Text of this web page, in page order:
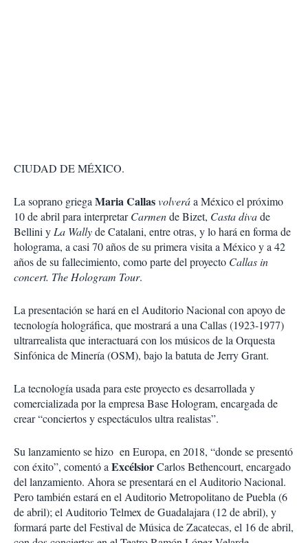
CIUDAD DE MÉXICO.
La soprano griegaMaria Callasvolveráa México el próximo
10 de abril para interpretarCarmende Bizet, Casta divade
Bellini yLa Wallyde Catalani, entre otras, y lo hará en forma de
holograma, a casi 70 años de su primera visita a México y a 42
años de su fallecimiento, como parte del proyecto Callas in
concert. The Hologram Tour.
La presentación se hará en el Auditorio Nacional con apoyo de
tecnología holográfica, que mostrará a una Callas (1923-1977)
ultrarrealista que interactuará con los músicos de la Orquesta
Sinfónica de Minería (OSM), bajo la batuta de Jerry Grant.
La tecnología usada para este proyecto es desarrollada y
comercializada por la empresa Base Hologram, encargada de
crear “conciertos y espectáculos ultra realistas”.
Su lanzamiento se hizo en Europa, en 2018, “donde se presentó
con éxito”, comentó aExcélsiorCarlos Bethencourt, encargado
del lanzamiento. Ahora se presentará en el Auditorio Nacional.
Pero también estará en el Auditorio Metropolitano de Puebla (6
de abril); el Auditorio Telmex de Guadalajara (12 de abril), y
formará parte del Festival de Música de Zacatecas, el 16 de abril,